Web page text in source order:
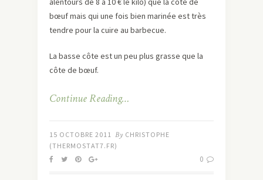
bœuf mais qui une fois bien marinée est très
tendre pour la cuire au barbecue.
La basse côte est un peu plus grasse que la
côte de bœuf.
Continue Reading…
15 OCTOBRE 2011 By CHRISTOPHE
(THERMOSTAT7.FR)
0